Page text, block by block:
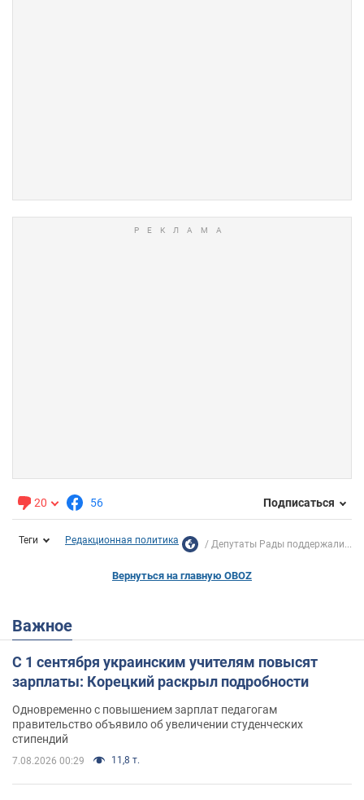
20 56 Подписаться
Теги Редакционная политика Депутаты Рады поддержали...
Вернуться на главную OBOZ
Важное
С 1 сентября украинским учителям повысят
зарплаты: Корецкий раскрыл подробности
Одновременно с повышением зарплат педагогам
правительство объявило об увеличении студенческих
стипендий
7.08.2026 00:29 11,8 т.